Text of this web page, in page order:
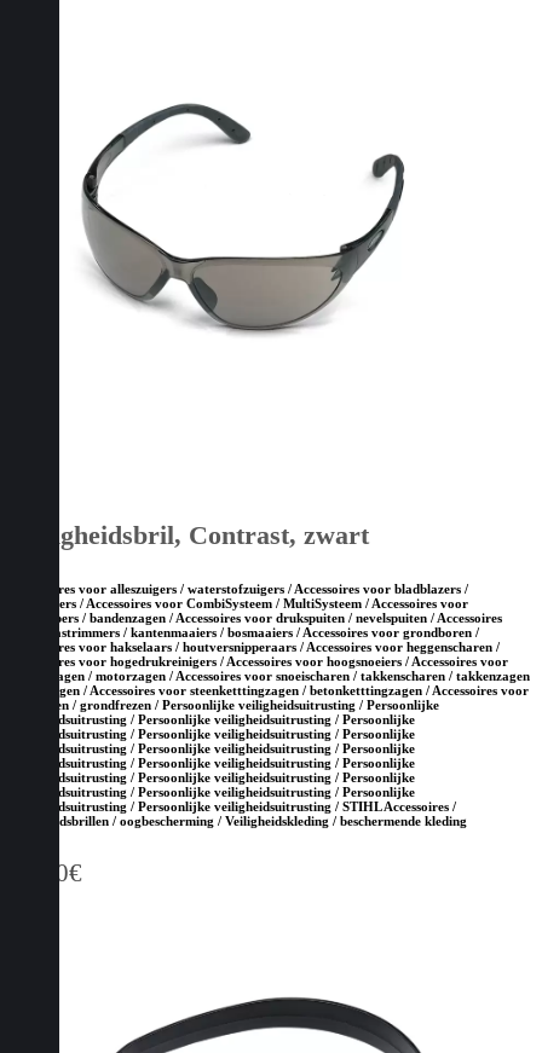
Veiligheidsbril, Contrast, zwart
Accessoires voor alleszuigers / waterstofzuigers / Accessoires voor bladblazers /
bladzuigers / Accessoires voor CombiSysteem / MultiSysteem / Accessoires voor
doorslijpers / bandenzagen / Accessoires voor drukspuiten / nevelspuiten / Accessoires
voor grastrimmers / kantenmaaiers / bosmaaiers / Accessoires voor grondboren /
Accessoires voor hakselaars / houtversnipperaars / Accessoires voor heggenscharen /
Accessoires voor hogedrukreinigers / Accessoires voor hoogsnoeiers / Accessoires voor
kettingzagen / motorzagen / Accessoires voor snoeischaren / takkenscharen / takkenzagen
/ snoeizagen / Accessoires voor steenketttingzagen / betonketttingzagen / Accessoires voor
tuinfrezen / grondfrezen / Persoonlijke veiligheidsuitrusting / Persoonlijke
veiligheidsuitrusting / Persoonlijke veiligheidsuitrusting / Persoonlijke
veiligheidsuitrusting / Persoonlijke veiligheidsuitrusting / Persoonlijke
veiligheidsuitrusting / Persoonlijke veiligheidsuitrusting / Persoonlijke
veiligheidsuitrusting / Persoonlijke veiligheidsuitrusting / Persoonlijke
veiligheidsuitrusting / Persoonlijke veiligheidsuitrusting / Persoonlijke
veiligheidsuitrusting / Persoonlijke veiligheidsuitrusting / Persoonlijke
veiligheidsuitrusting / Persoonlijke veiligheidsuitrusting / STIHL Accessoires /
Veiligheidsbrillen / oogbescherming / Veiligheidskleding / beschermende kleding
15,50€